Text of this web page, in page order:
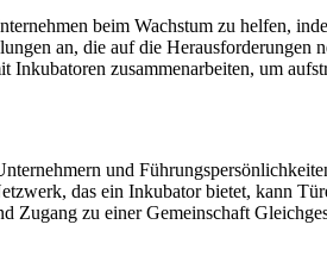
beim Wachstum zu helfen,
an, die auf die Herausforderungen
zusammenarbeiten, um
und
das ein Inkubator bietet, kann
Zugang zu einer Gemeinschaft